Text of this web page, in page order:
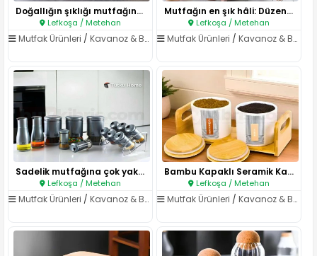
Doğallığın şıklığı mutfağında ..
Lefkoşa / Metehan
Mutfak Ürünleri / Kavanoz & Baharatlıklar
Mutfağın en şık hâli: Düzen, z..
Lefkoşa / Metehan
Mutfak Ürünleri /Kavanoz & Baharatlıklar
Sadelik mutfağına çok yakışaca..
Lefkoşa / Metehan
Mutfak Ürünleri / Kavanoz & Baharatlıklar
Bambu Kapaklı Seramik Kahve–Ça..
Lefkoşa / Metehan
Mutfak Ürünleri /Kavanoz & Baharatlıklar